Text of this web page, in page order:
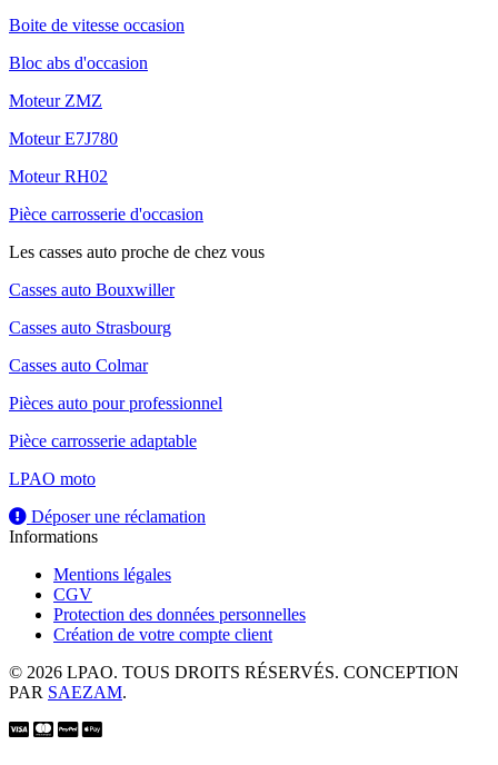
Boite de vitesse occasion
Bloc abs d'occasion
Moteur ZMZ
Moteur E7J780
Moteur RH02
Pièce carrosserie d'occasion
Les casses auto proche de chez vous
Casses auto Bouxwiller
Casses auto Strasbourg
Casses auto Colmar
Pièces auto pour professionnel
Pièce carrosserie adaptable
LPAO moto
Déposer une réclamation
Informations
Mentions légales
CGV
Protection des données personnelles
Création de votre compte client
© 2026 LPAO. TOUS DROITS RÉSERVÉS. CONCEPTION
PAR SAEZAM.